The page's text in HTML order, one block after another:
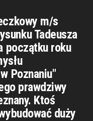
m/s
Tadeusza
początku roku
Poznaniu"
prawdziwy
Ktoś
duży